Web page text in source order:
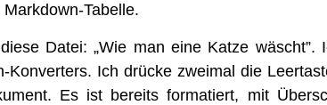
Tabelle.
Datei: „Wie man eine Kat­ze
Kon­ver­ters. Ich drü­cke zwei­mal die
Es ist bereits for­ma­tiert, mit